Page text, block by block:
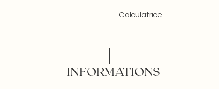
Calculatrice
INFORMATIONS